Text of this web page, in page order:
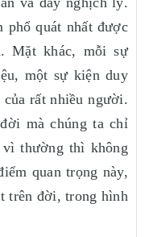
quát nhất được
Mặt khác, mỗi sự
một sự kiện duy
rất nhiều người.
mà chúng ta chỉ
thường thì không
quan trọng này,
trên đời, trong hình